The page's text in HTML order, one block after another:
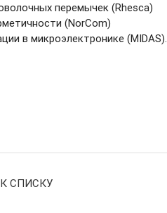
перемычек (Rhesca)
(NorCom)
в микроэлектронике (MIDAS).
СПИСКУ